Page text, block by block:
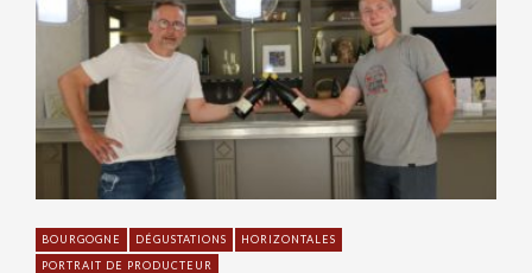
BOURGOGNE DÉGUSTATIONS
HORIZONTALES
PORTRAIT DE PRODUCTEUR